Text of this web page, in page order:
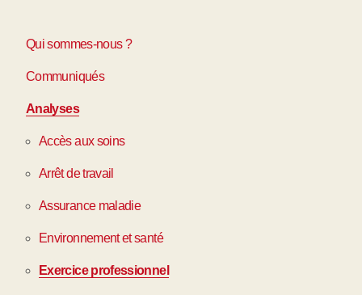
Qui sommes-nous ?
Communiqués
Analyses
Accès aux soins
Arrêt de travail
Assurance maladie
Environnement et santé
Exercice professionnel